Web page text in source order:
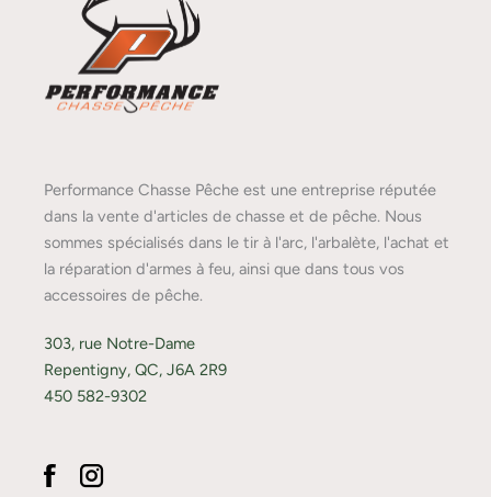
Performance Chasse Pêche est une entreprise réputée
dans la vente d'articles de chasse et de pêche. Nous
sommes spécialisés dans le tir à l'arc, l'arbalète, l'achat et
la réparation d'armes à feu, ainsi que dans tous vos
accessoires de pêche.
303, rue Notre-Dame
Repentigny, QC, J6A 2R9
450 582-9302